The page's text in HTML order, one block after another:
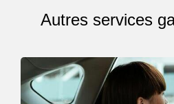
Autres services